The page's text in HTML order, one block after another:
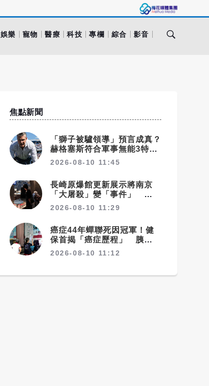
娛樂 寵物 醫療 科技 專欄 綜合 影音
焦點新聞
「獅子被驢領導」預言成真？
赫格塞斯符合軍事無能3特
徵 《軍事無能心理學》半世
2026-08-10 11:45
長崎原爆館更新展示將南京
「大屠殺」變「事件」 央
視：日本又在偷改歷史
2026-08-10 11:29
癌症44年蟬聯死因冠軍！健
保首揭「癌症歷程」 胰臟癌
最難治、肺癌驚見院際差
2026-08-10 11:12